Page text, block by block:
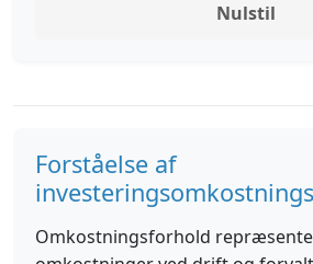
Nulstil
Forståelse af
Omkostningsforhold